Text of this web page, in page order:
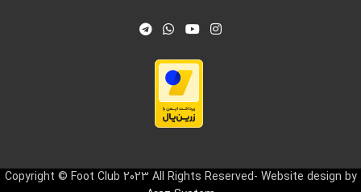
Copyright © Foot Club 2023 All Rights Reserved- Website design by